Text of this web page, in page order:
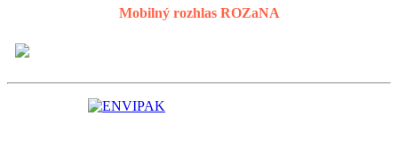
Mobilný rozhlas ROZaNA